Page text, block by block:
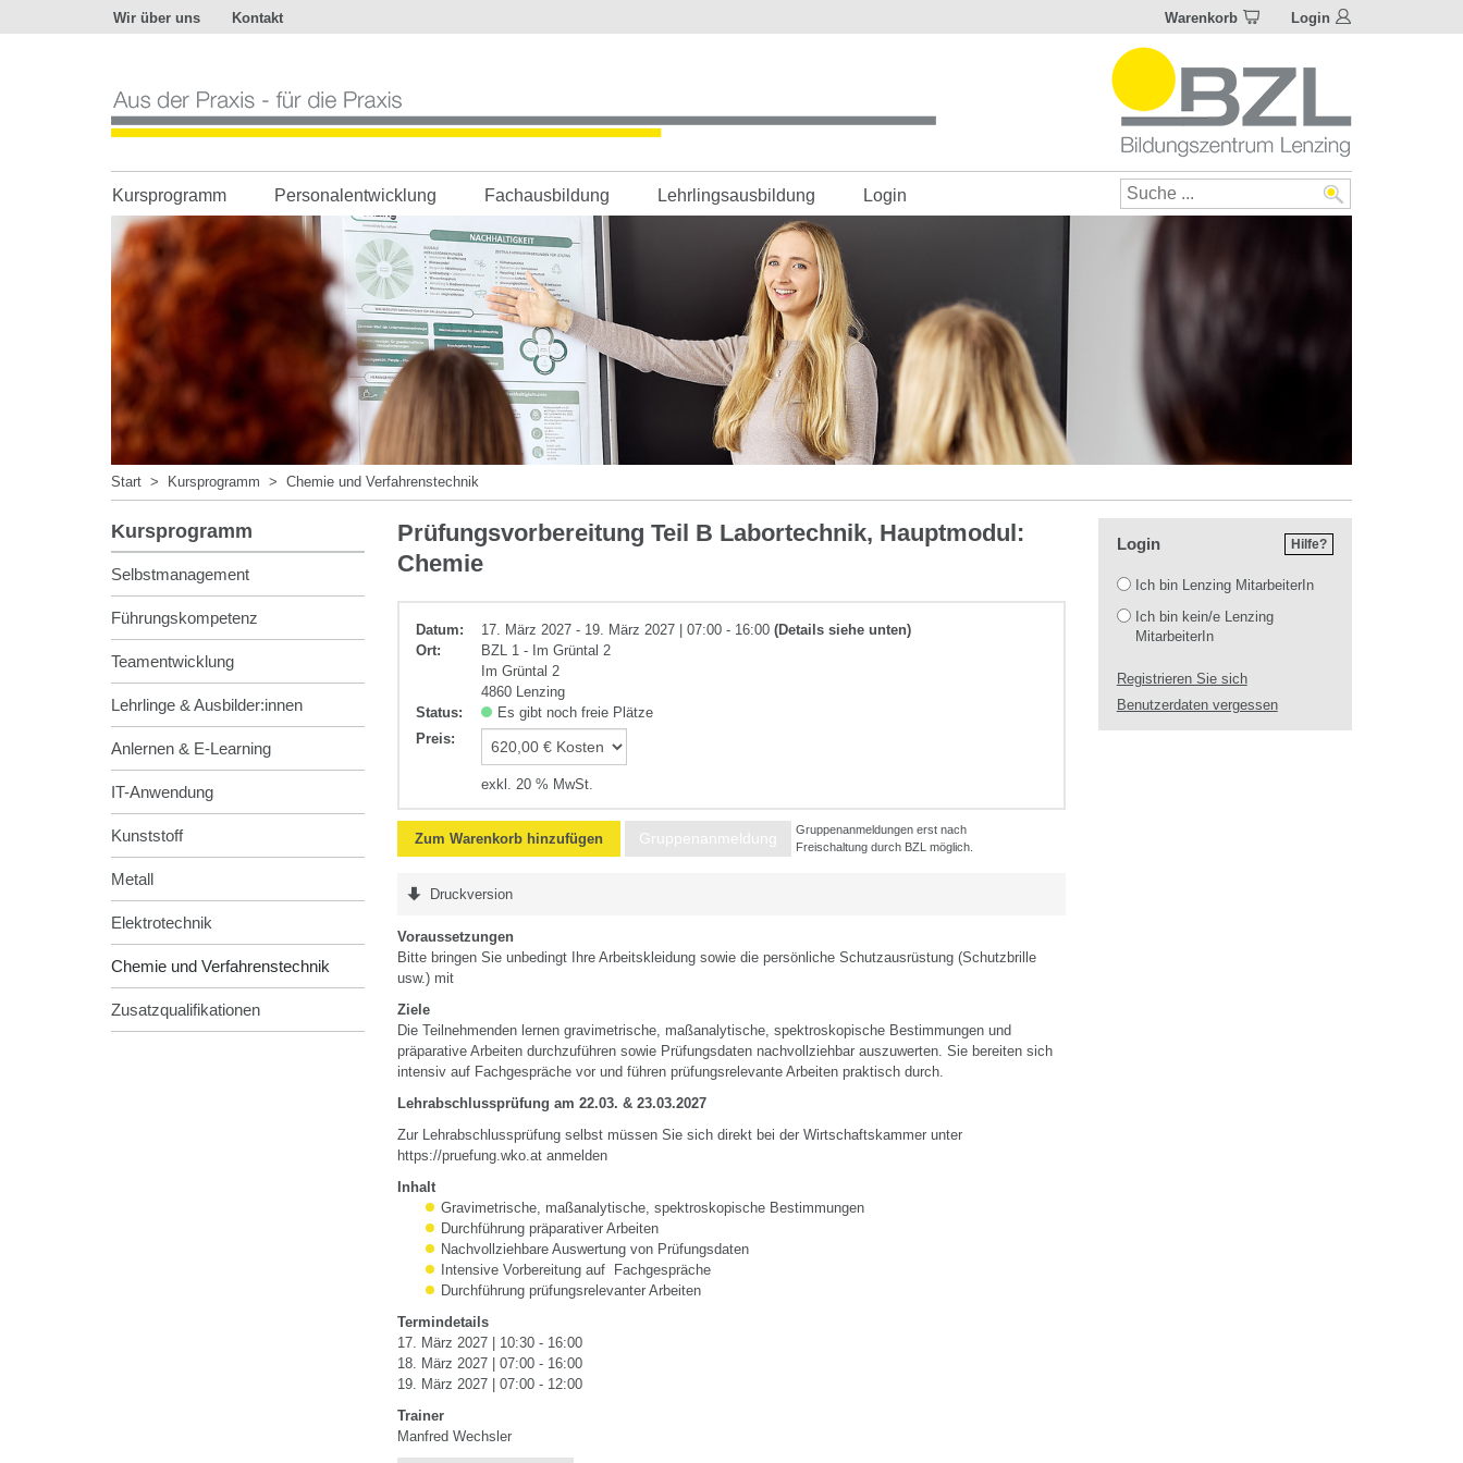
Wir über uns Kontakt Warenkorb Login
der
Praxis
-
die
Praxis
Kursprogramm Personalentwicklung Fachausbildung Lehrlingsausbildung Login
Start > Kursprogramm > Chemie und Verfahrenstechnik
Kursprogramm
Selbstmanagement
Führungskompetenz
Teamentwicklung
Lehrlinge & Ausbilder:innen
Anlernen & E-Learning
IT-Anwendung
Kunststoff
Metall
Elektrotechnik
Chemie und Verfahrenstechnik
Zusatzqualifikationen
Chemie
Verfahrenstechnik
Prüfungsvorbereitung Teil B Labortechnik, Hauptmodul:
Chemie
Datum: 17. März 2027 - 19. März 2027 | 07:00 - 16:00(Details siehe unten)
Ort:
BZL 1 - Im Grüntal 2
Im Grüntal 2
4860 Lenzing
Status:
Es gibt noch freie Plätze
Preis:
exkl. 20 % MwSt.
Zum Warenkorb hinzufügen Gruppenanmeldung
Gruppenanmeldungen erst nach
Freischaltung durch BZL möglich.
Druckversion
Voraussetzungen
Bitte bringen Sie unbedingt Ihre Arbeitskleidung sowie die persönliche Schutzausrüstung (Schutzbrille
usw.) mit
Ziele
Die Teilnehmenden lernen gravimetrische, maßanalytische, spektroskopische Bestimmungen und
präparative Arbeiten durchzuführen sowie Prüfungsdaten nachvollziehbar auszuwerten. Sie bereiten sich
intensiv auf Fachgespräche vor und führen prüfungsrelevante Arbeiten praktisch durch.
Lehrabschlussprüfung am 22.03. & 23.03.2027
Zur Lehrabschlussprüfung selbst müssen Sie sich direkt bei der Wirtschaftskammer unter
https://pruefung.wko.at anmelden
Inhalt
Gravimetrische, maßanalytische, spektroskopische Bestimmungen
Durchführung präparativer Arbeiten
Nachvollziehbare Auswertung von Prüfungsdaten
Intensive Vorbereitung auf Fachgespräche
Durchführung prüfungsrelevanter Arbeiten
Termindetails
17. März 2027 | 10:30 - 16:00
18. März 2027 | 07:00 - 16:00
19. März 2027 | 07:00 - 12:00
Trainer
Manfred Wechsler
Hilfe?
Login
Ich bin Lenzing MitarbeiterIn
Ich bin kein/e Lenzing
MitarbeiterIn
Registrieren Sie sich
Benutzerdaten vergessen